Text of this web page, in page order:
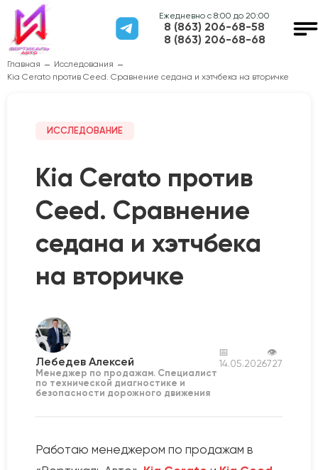
Ежедневно с 8:00 до 20:00
8 (863) 206-68-58
8 (863) 206-68-68
Главная
Исследования
Kia Cerato против Ceed. Сравнение седана и хэтчбека на вторичке
ИССЛЕДОВАНИЕ
Kia Cerato против
Ceed. Сравнение
седана и хэтчбека
на вторичке
Лебедев Алексей
Менеджер по продажам. Специалист
по технической диагностике и
безопасности дорожного движения
📅
14.05.2026
👁
727
Работаю менеджером по продажам в